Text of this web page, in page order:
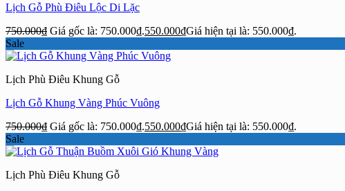
Lịch Gỗ Phù Điêu Lộc Di Lặc
750.000₫ Giá gốc là: 750.000₫.550.000₫Giá hiện tại là: 550.000₫.
Sale
Lịch Phù Điêu Khung Gỗ
Lịch Gỗ Khung Vàng Phúc Vuông
750.000₫ Giá gốc là: 750.000₫.550.000₫Giá hiện tại là: 550.000₫.
Sale
Lịch Phù Điêu Khung Gỗ